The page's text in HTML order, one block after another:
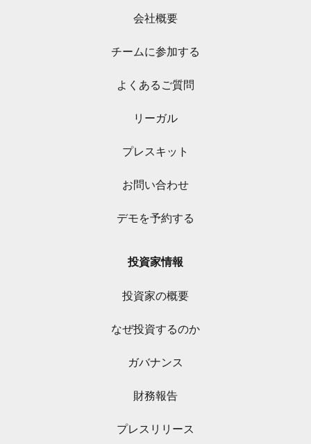
会社概要
チームに参加する
よくあるご質問
リーガル
プレスキット
お問い合わせ
デモを予約する
投資家情報
投資家の概要
なぜ投資するのか
ガバナンス
財務報告
プレスリリース